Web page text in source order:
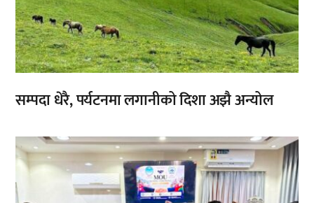
सम्पदा धेरै, पर्यटनमा लगानीको दिशा अझै अन्योल
,,